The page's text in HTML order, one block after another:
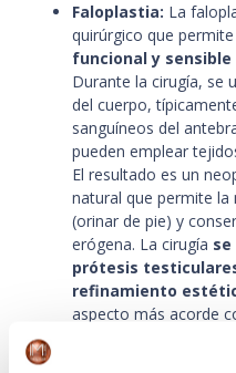
Faloplastia: La
quirúrgico que permite
funcional y
Durante la cirugía, se
del cuerpo,
sanguíneos del
pueden emplear
El resultado es un
natural que permite la
(orinar de pie) y
erógena. La cirugía
prótesis
refinamiento
aspecto más acorde
hombre trans.
sexuales con